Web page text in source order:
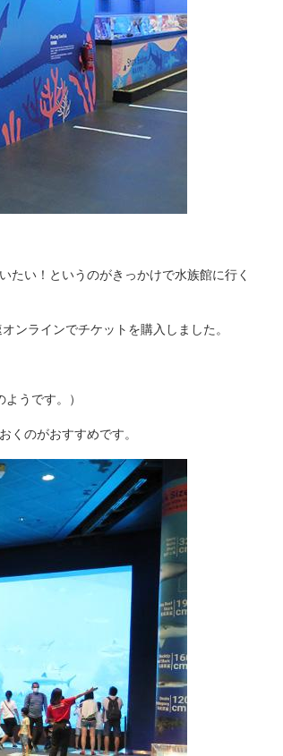
たい！というのがきっかけで水族館に行く
ンラインでチケットを購入しました。
うです。）
くのがおすすめです。